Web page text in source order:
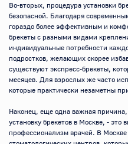
Во-вторых, процедура установки
безопасной. Благодаря
гораздо более эффективным и
брекеты с разными видами
индивидуальные потребности
подростков, желающих скорее
существуют экспресс-брекеты,
месяцев. Для взрослых же часто
которые практически незаметны
Наконец, еще одна важная
установку брекетов в Москве, - это
профессионализм врачей. В